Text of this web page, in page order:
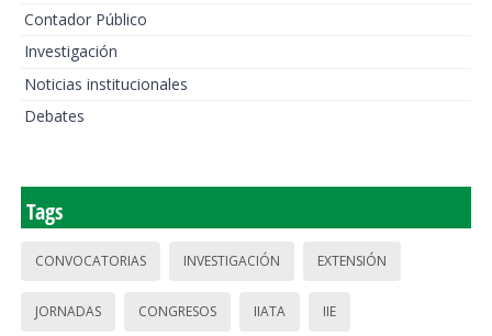
Contador Público
Investigación
Noticias institucionales
Debates
Tags
CONVOCATORIAS INVESTIGACIÓN EXTENSIÓN
JORNADAS CONGRESOS IIATA IIE